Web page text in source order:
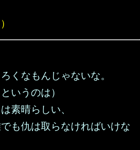
）
くなもんじゃないな。
いうのは）
素晴らしい、
も仇は取らなければいけな